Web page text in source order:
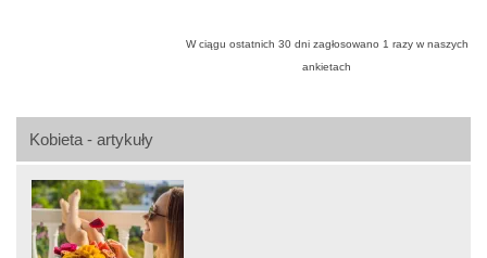
Kobieta - artykuły
W ciągu ostatnich 30 dni zagłosowano 1 razy w naszych
ankietach